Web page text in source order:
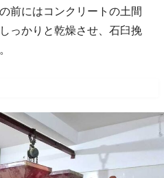
前にはコンクリートの土間
っかりと乾燥させ、石臼挽